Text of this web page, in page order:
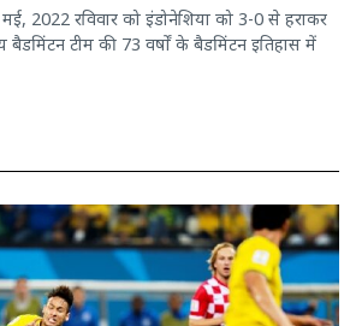
2022 रविवार को इंडोनेशिया को 3-0 से हराकर
बैडमिंटन टीम की 73 वर्षों के बैडमिंटन इतिहास में